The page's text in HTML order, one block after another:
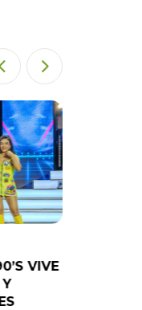
VIVE
Y